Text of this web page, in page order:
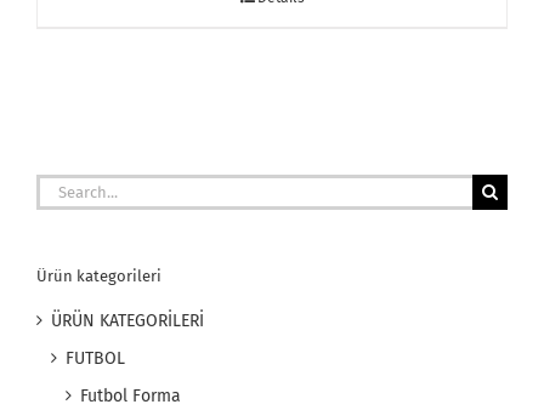
Search
for:
Ürün kategorileri
ÜRÜN KATEGORİLERİ
FUTBOL
Futbol Forma